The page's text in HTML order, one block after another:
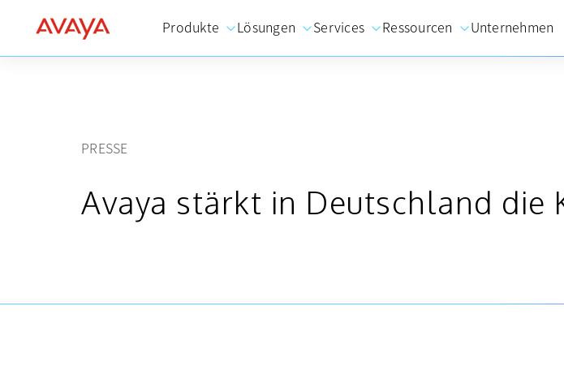
Produkte Lösungen Services Ressourcen Unternehmen
PRESSE
Avaya stärkt in Deutschland die